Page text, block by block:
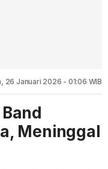
26 Januari 2026 - 01:06 WIB
Meninggal